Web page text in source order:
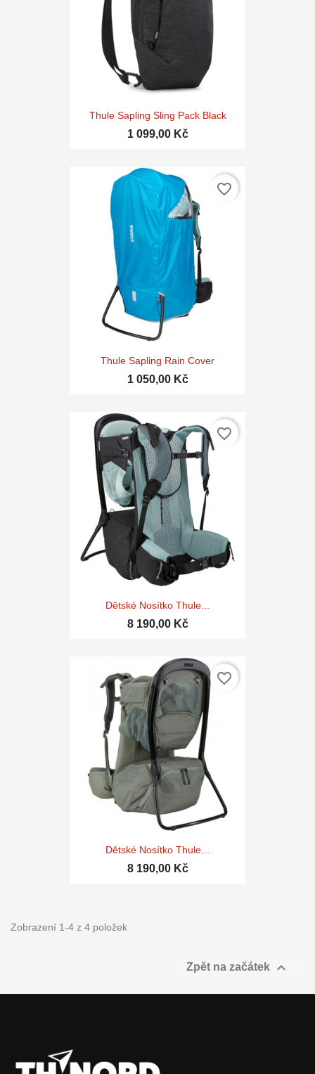
Thule Sapling Sling Pack Black
1 099,00 Kč
Thule Sapling Rain Cover
1 050,00 Kč
favorite_border
Dětské Nosítko Thule...
8 190,00 Kč
favorite_border
Dětské Nosítko Thule...
8 190,00 Kč
favorite_border
Zobrazení 1-4 z 4 položek
Zpět na začátek 